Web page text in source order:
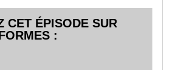
CET ÉPISODE SUR
: